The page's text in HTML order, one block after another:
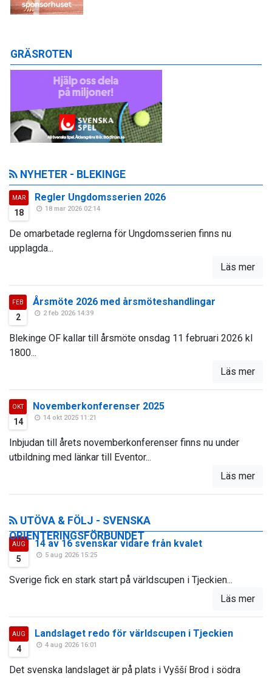
GRÄSROTEN
NYHETER - BLEKINGE
MAR
18
Regler Ungdomsserien 2026
18 mar 2026 02:14
De omarbetade reglerna för Ungdomsserien finns nu
upplagda...
Läs mer
FEB
2
Årsmöte 2026 med årsmöteshandlingar
2 feb 2026 14:39
Blekinge OF kallar till årsmöte onsdag 11 februari 2026 kl
1800...
Läs mer
OKT
14
Novemberkonferenser 2025
14 okt 2025 11:21
Inbjudan till årets novemberkonferenser finns nu under
utbildning med länkar till Eventor...
Läs mer
UTÖVA & FÖLJ - SVENSKA
ORIENTERINGSFÖRBUNDET
AUG
5
14 av 16 svenskar vidare från kvalet
5 aug 2026 15:25
Sverige fick en stark start på världscupen i Tjeckien...
Läs mer
AUG
4
Landslaget redo för världscupen i Tjeckien
4 aug 2026 16:01
Det svenska landslaget är på plats i Vyšší Brod i södra